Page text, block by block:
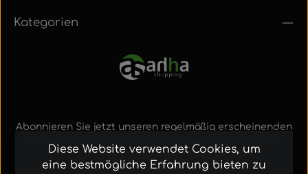
Kategorien
Abonnieren Sie jetzt unseren regelmäßig erscheinenden
Newsletter, um rechtzeitig über neue Produkte und
Angebote informiert zu werden.
Diese Website verwendet Cookies, um
eine bestmögliche Erfahrung bieten zu